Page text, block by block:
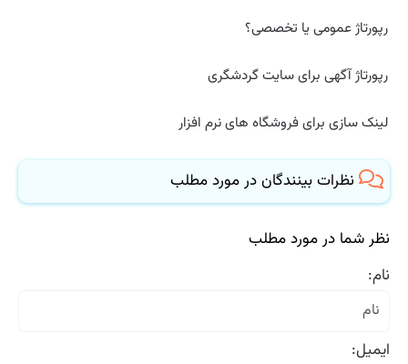
رپورتاژ عمومی یا تخصصی؟
رپورتاژ آگهی برای سایت گردشگری
لینک سازی برای فروشگاه های نرم افزار
نظرات بینندگان در مورد مطلب
نظر شما در مورد مطلب
نام:
ایمیل: